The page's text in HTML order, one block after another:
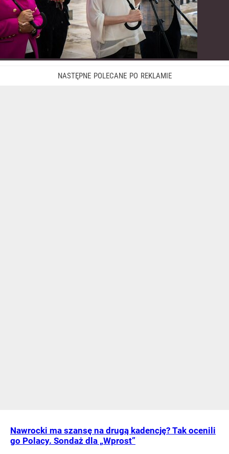
Nawrocki ma szansę na drugą kadencję? Tak ocenili
go Polacy. Sondaż dla „Wprost”